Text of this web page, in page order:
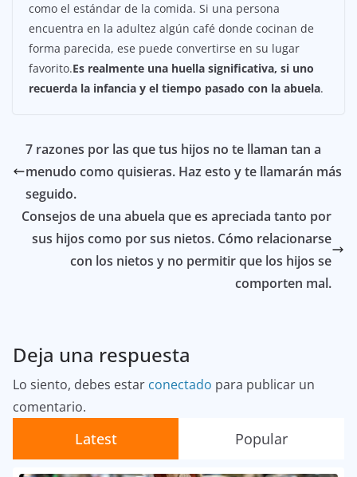
como el estándar de la comida. Si una persona
encuentra en la adultez algún café donde cocinan de
forma parecida, ese puede convertirse en su lugar
favorito.Es realmente una huella significativa, si uno
recuerda la infancia y el tiempo pasado con la abuela.
7 razones por las que tus hijos no te llaman tan a
menudo como quisieras. Haz esto y te llamarán más
seguido.
Consejos de una abuela que es apreciada tanto por
sus hijos como por sus nietos. Cómo relacionarse
con los nietos y no permitir que los hijos se
comporten mal.
Deja una respuesta
Lo siento, debes estar conectado para publicar un
comentario.
Latest Popular